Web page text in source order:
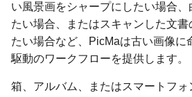
い風景画をシャープにしたい場合
たい場合、またはスキャンした文
たい場合など、PicMaは古い画像に
駆動のワークフローを提供します。
箱、アルバム、またはスマートフォ